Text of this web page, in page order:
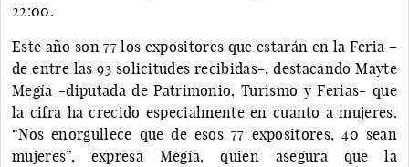
22:00.
Este año son 77 los expositores que estarán en la Feria –
de entre las 93 solicitudes recibidas-, destacando Mayte
Megía -diputada de Patrimonio, Turismo y Ferias- que
la cifra ha crecido especialmente en cuanto a mujeres.
“Nos enorgullece que de esos 77 expositores, 40 sean
mujeres”, expresa Megía, quien asegura que la